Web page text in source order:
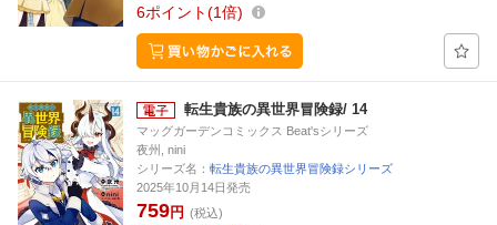
6ポイント 1倍
転生貴族の異世界冒険録/ 14
マッグガーデンコミックス Beat'sシリーズ
夜州, nini
シリーズ名： 転生貴族の異世界冒険録シリーズ
2025年10月14日発売
759円 (税込)